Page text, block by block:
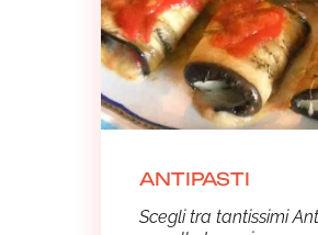
ANTIPASTI
Scegli tra tantissimi